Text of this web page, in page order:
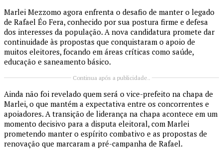
Marlei Mezzomo agora enfrenta o desafio de manter o legado
de Rafael Éo Fera, conhecido por sua postura firme e defesa
dos interesses da população. A nova candidatura promete dar
continuidade às propostas que conquistaram o apoio de
muitos eleitores, focando em áreas críticas como saúde,
educação e saneamento básico.
Continua após a publicidade..
Ainda não foi revelado quem será o vice-prefeito na chapa de
Marlei, o que mantém a expectativa entre os concorrentes e
apoiadores. A transição de liderança na chapa acontece em um
momento decisivo para a disputa eleitoral, com Marlei
prometendo manter o espírito combativo e as propostas de
renovação que marcaram a pré-campanha de Rafael.